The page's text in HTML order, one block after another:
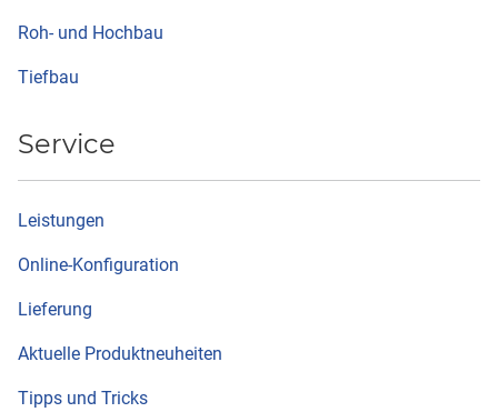
Roh- und Hochbau
Tiefbau
Service
Leistungen
Online-Konfiguration
Lieferung
Aktuelle Produktneuheiten
Tipps und Tricks